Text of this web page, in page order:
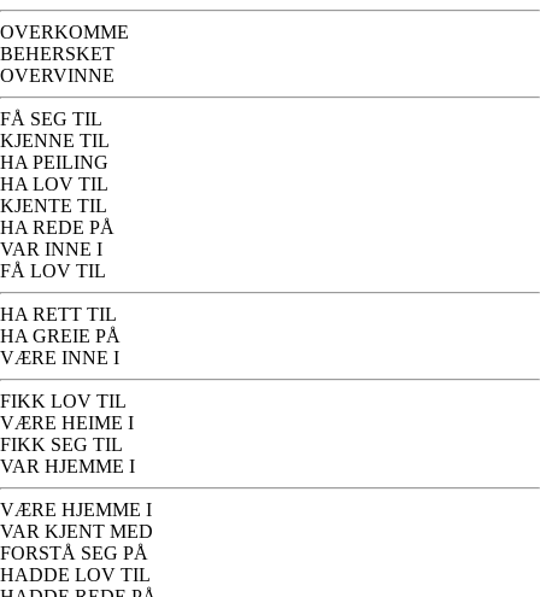
OVERKOMME
BEHERSKET
OVERVINNE
FÅ SEG TIL
KJENNE TIL
HA PEILING
HA LOV TIL
KJENTE TIL
HA REDE PÅ
VAR INNE I
FÅ LOV TIL
HA RETT TIL
HA GREIE PÅ
VÆRE INNE I
FIKK LOV TIL
VÆRE HEIME I
FIKK SEG TIL
VAR HJEMME I
VÆRE HJEMME I
VAR KJENT MED
FORSTÅ SEG PÅ
HADDE LOV TIL